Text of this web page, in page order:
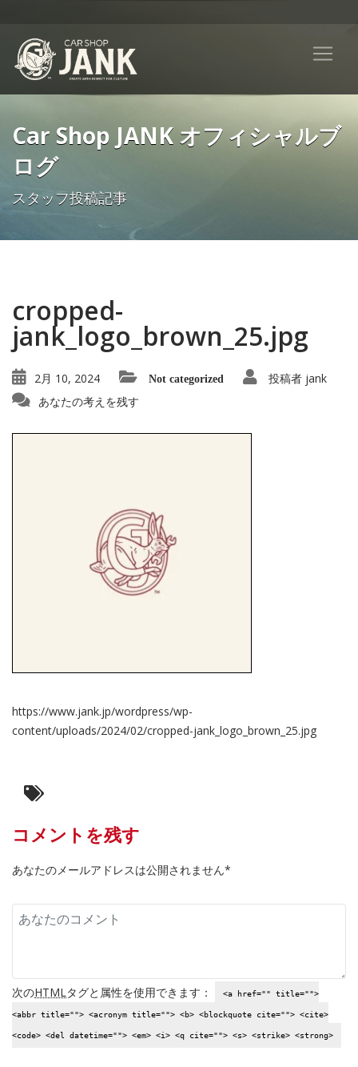
Car Shop JANK オフィシャルブ
ログ
スタッフ投稿記事
cropped-
jank_logo_brown_25.jpg
2月 10, 2024 Not categorized 投稿者 jank
あなたの考えを残す
https://www.jank.jp/wordpress/wp-
content/uploads/2024/02/cropped-jank_logo_brown_25.jpg
コメントを残す
あなたのメールアドレスは公開されません*
次のHTMLタグと属性を使用できます： <a href="" title="">
<abbr title=""> <acronym title=""> <b> <blockquote cite=""> <cite>
<code> <del datetime=""> <em> <i> <q cite=""> <s> <strike> <strong>